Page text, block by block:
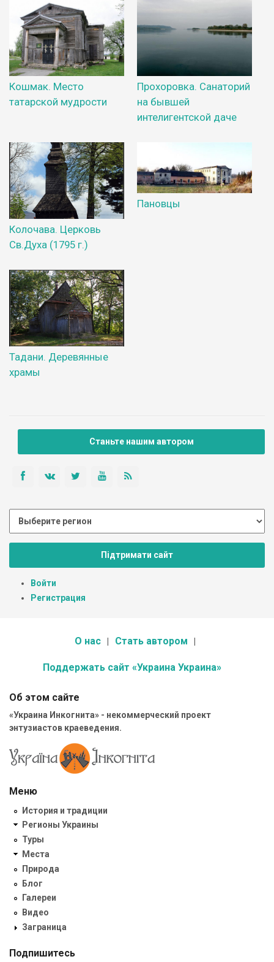
Кошмак. Место
татарской мудрости
Прохоровка. Санаторий
на бывшей
интелигентской даче
Колочава. Церковь
Св.Духа (1795 г.)
Пановцы
Тадани. Деревянные
храмы
Станьте нашим автором
Підтримати сайт
Войти
Регистрация
О нас Стать автором
Поддержать сайт «Украина Украина»
Об этом сайте
«Украина Инкогнита» - некоммерческий проект
энтузиастов краеведения.
Меню
История и традиции
Регионы Украины
Туры
Места
Природа
Блог
Галереи
Видео
Заграница
Подпишитесь